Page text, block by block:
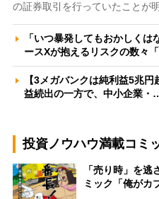
の証券取引を行っていたことが
「いつ暴発してもおかしく
ースXが抱えるリスクの数々
【3メガバンクは純利益5兆
益続出の一方で、中小企業・
投資ノウハウ満載コミ
「売り時」を
ミック「俺がカ